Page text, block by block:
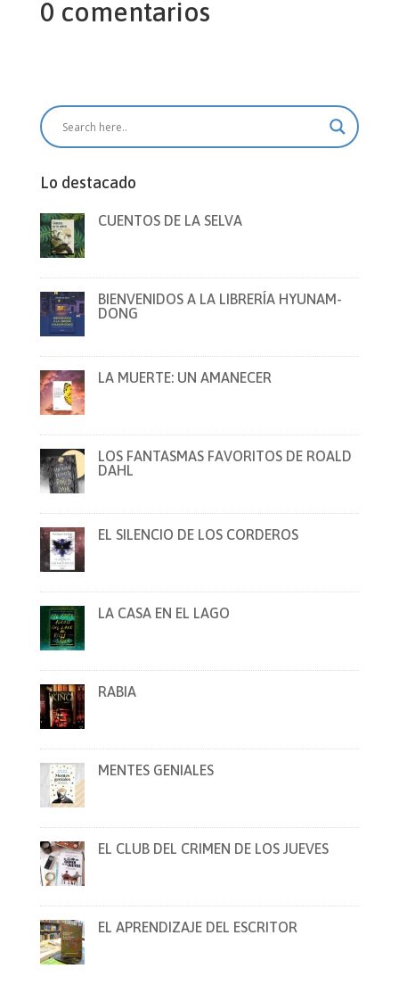
0 comentarios
Lo destacado
CUENTOS DE LA SELVA
BIENVENIDOS A LA LIBRERÍA HYUNAM-
DONG
LA MUERTE: UN AMANECER
LOS FANTASMAS FAVORITOS DE ROALD
DAHL
EL SILENCIO DE LOS CORDEROS
LA CASA EN EL LAGO
RABIA
MENTES GENIALES
EL CLUB DEL CRIMEN DE LOS JUEVES
EL APRENDIZAJE DEL ESCRITOR